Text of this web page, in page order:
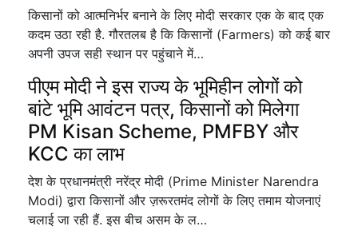
किसानों को आत्मनिर्भर बनाने के लिए मोदी सरकार एक के बाद एक
कदम उठा रही है. गौरतलब है कि किसानों (Farmers) को कई बार
अपनी उपज सही स्थान पर पहुंचाने में…
पीएम मोदी ने इस राज्य के भूमिहीन लोगों को
बांटे भूमि आवंटन पत्र, किसानों को मिलेगा
PM Kisan Scheme, PMFBY और
KCC का लाभ
देश के प्रधानमंत्री नरेंद्र मोदी (Prime Minister Narendra
Modi) द्वारा किसानों और ज़रूरतमंद लोगों के लिए तमाम योजनाएं
चलाई जा रही हैं. इस बीच असम के ल…